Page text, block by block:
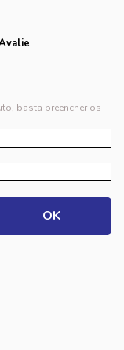
basta preencher os